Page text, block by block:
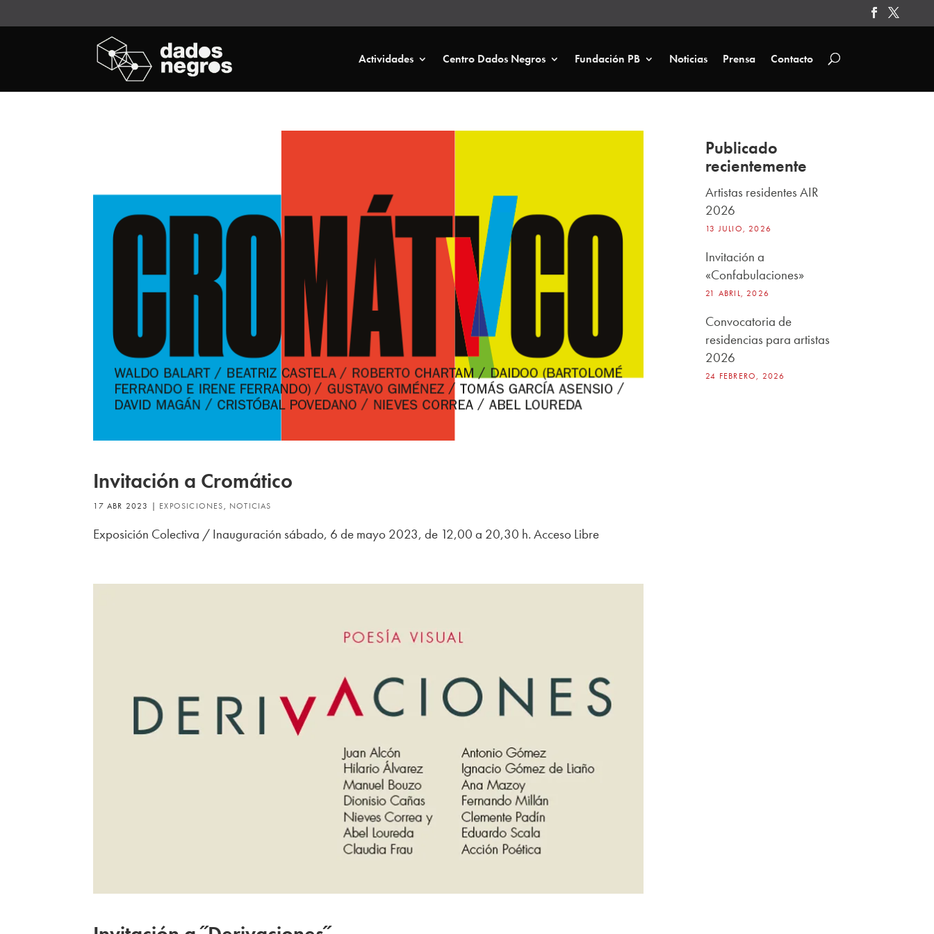
Actividades Centro Dados Negros Fundación PB Noticias Prensa Contacto
Invitación a Cromático
17 ABR 2023 | EXPOSICIONES, NOTICIAS
Exposición Colectiva / Inauguración sábado, 6 de mayo 2023, de 12,00 a 20,30 h. Acceso Libre
Publicado
recientemente
Artistas residentes AIR
2026
13 JULIO, 2026
Invitación a
«Confabulaciones»
21 ABRIL, 2026
Convocatoria de
residencias para artistas
2026
24 FEBRERO, 2026